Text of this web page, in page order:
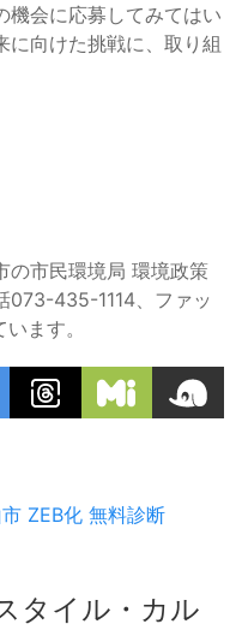
機会に応募してみてはい
に向けた挑戦に、取り組
の市民環境局 環境政策
073-435-1114、ファッ
ます。
ZEB化 無料診断
タイル・カル